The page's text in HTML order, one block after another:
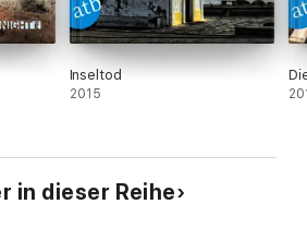
Inseltod
2015
in dieser Reihe